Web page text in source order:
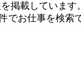
掲載しています。
でお仕事を検